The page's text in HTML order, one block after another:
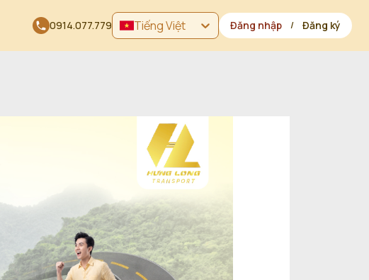
0914.077.779 Tiếng Việt Đăng nhập / Đăng ký